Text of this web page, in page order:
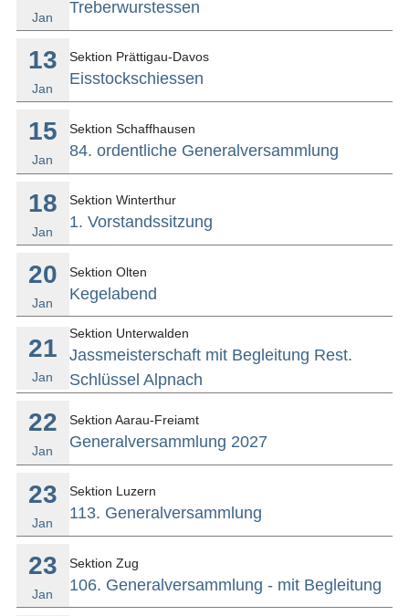
Jan
Treberwurstessen
13
Jan
Sektion Prättigau-Davos
Eisstockschiessen
15
Jan
Sektion Schaffhausen
84. ordentliche Generalversammlung
18
Jan
Sektion Winterthur
1. Vorstandssitzung
20
Jan
Sektion Olten
Kegelabend
21
Jan
Sektion Unterwalden
Jassmeisterschaft mit Begleitung Rest.
Schlüssel Alpnach
22
Jan
Sektion Aarau-Freiamt
Generalversammlung 2027
23
Jan
Sektion Luzern
113. Generalversammlung
23
Jan
Sektion Zug
106. Generalversammlung - mit Begleitung